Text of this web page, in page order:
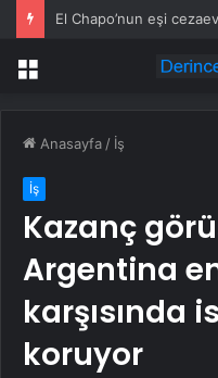
Menü
Anasayfa / İş
İş
Kazanç
Argentina
karşısında
koruyor